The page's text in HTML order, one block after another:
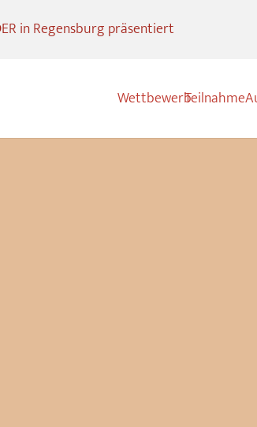
in Regensburg präsentiert
WettbewerbTeilnahme